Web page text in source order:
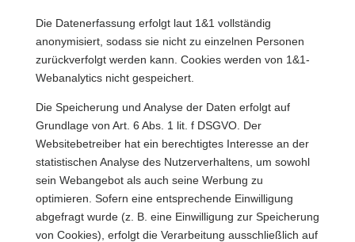
Die Datenerfassung erfolgt laut 1&1 vollständig
anonymisiert, sodass sie nicht zu einzelnen Personen
zurückverfolgt werden kann. Cookies werden von 1&1-
Webanalytics nicht gespeichert.
Die Speicherung und Analyse der Daten erfolgt auf
Grundlage von Art. 6 Abs. 1 lit. f DSGVO. Der
Websitebetreiber hat ein berechtigtes Interesse an der
statistischen Analyse des Nutzerverhaltens, um sowohl
sein Webangebot als auch seine Werbung zu
optimieren. Sofern eine entsprechende Einwilligung
abgefragt wurde (z. B. eine Einwilligung zur Speicherung
von Cookies), erfolgt die Verarbeitung ausschließlich auf